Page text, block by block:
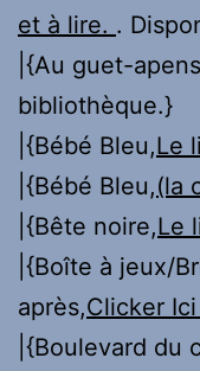
et à lire. .
|{Au guet-
bibliothèque.}
|{Bébé Bleu,Le
|{Bébé Bleu,(la
|{Bête noire,Le
|{Boîte à jeux/
après,Clicker Ici
|{Boulevard du